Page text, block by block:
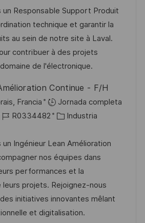
d
e
e
m
p
e
o
t
e
g
o
r
a
un Responsable Support Produit
technique et garantir la
au sein de notre site à Laval.
contribuer à des projets
de l'électronique.
Continue - F/H
Francia
Jornada completa
I
d
e
e
m
p
l
R0334482
C
t
e
g
o
r
í
Industria
Ingénieur Lean Amélioration
nos équipes dans
performances et la
projets. Rejoignez-nous
initiatives innovantes mêlant
et digitalisation.